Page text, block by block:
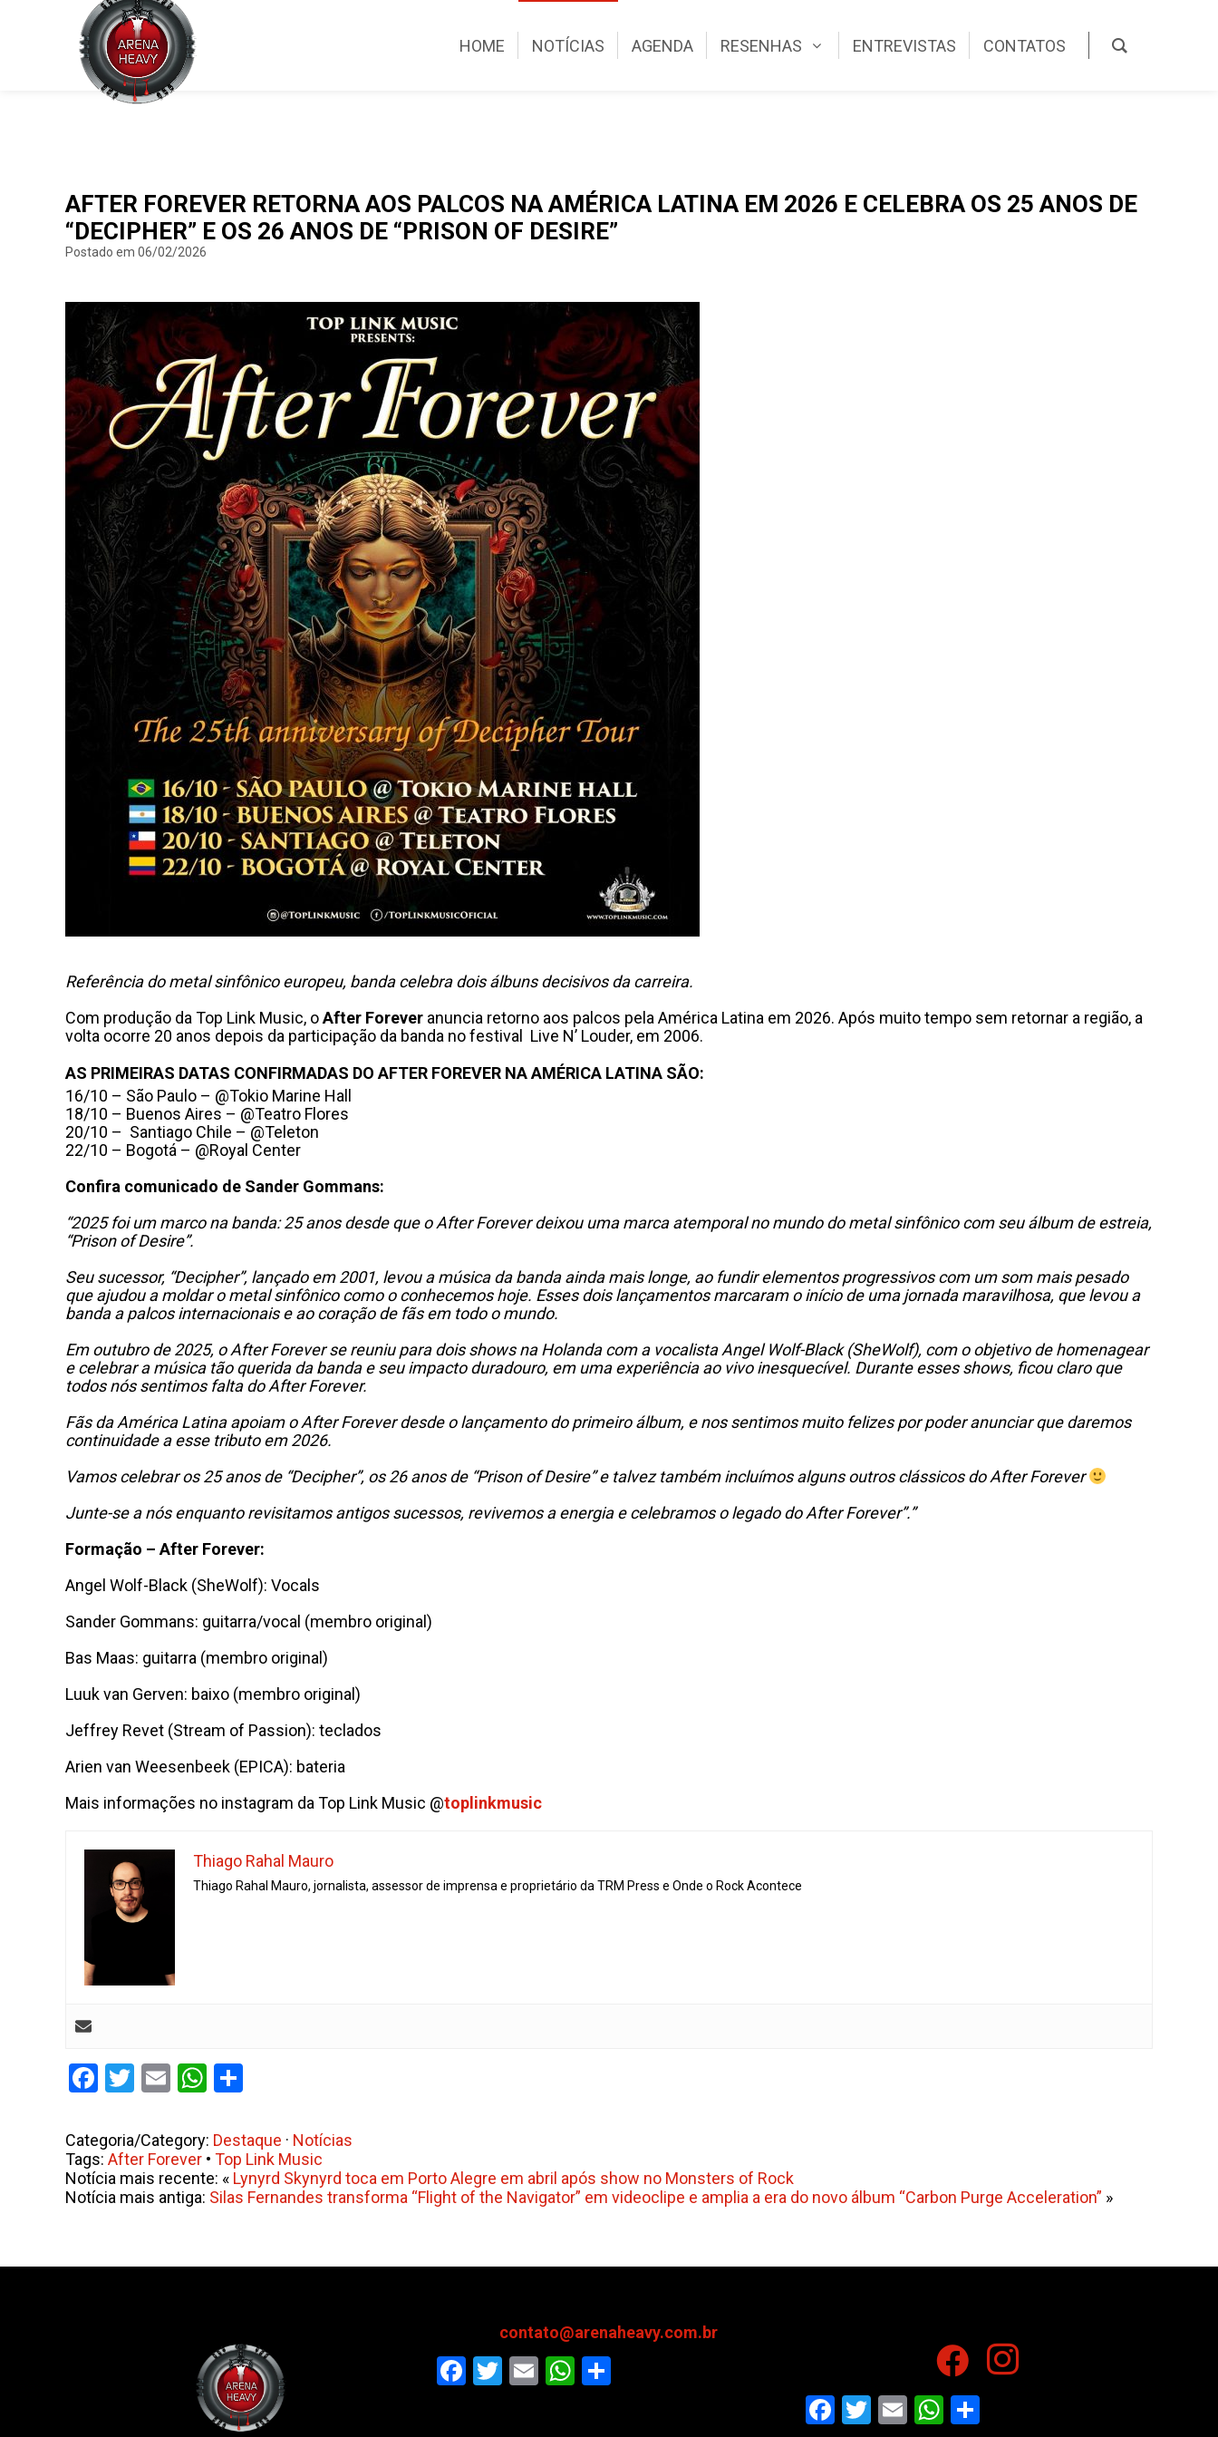
HOME NOTÍCIAS AGENDA RESENHAS ENTREVISTAS CONTATOS
AFTER FOREVER RETORNA AOS PALCOS NA AMÉRICA LATINA EM 2026 E CELEBRA OS 25 ANOS DE
“DECIPHER” E OS 26 ANOS DE “PRISON OF DESIRE”
Postado em 06/02/2026
Referência do metal sinfônico europeu, banda celebra dois álbuns decisivos da carreira.
Com produção da Top Link Music, oAfter Forever anuncia retorno aos palcos pela América Latina em 2026. Após muito tempo sem retornar a região, a
volta ocorre 20 anos depois da participação da banda no festival Live N’ Louder, em 2006.
AS PRIMEIRAS DATAS CONFIRMADAS DO AFTER FOREVER NA AMÉRICA LATINA SÃO:
16/10 – São Paulo – @Tokio Marine Hall
18/10 – Buenos Aires – @Teatro Flores
20/10 – Santiago Chile – @Teleton
22/10 – Bogotá – @Royal Center
Confira comunicado de Sander Gommans:
“2025 foi um marco na banda: 25 anos desde que o After Forever deixou uma marca atemporal no mundo do metal sinfônico com seu álbum de estreia,
“Prison of Desire”.
Seu sucessor, “Decipher”, lançado em 2001, levou a música da banda ainda mais longe, ao fundir elementos progressivos com um som mais pesado
que ajudou a moldar o metal sinfônico como o conhecemos hoje. Esses dois lançamentos marcaram o início de uma jornada maravilhosa, que levou a
banda a palcos internacionais e ao coração de fãs em todo o mundo.
Em outubro de 2025, o After Forever se reuniu para dois shows na Holanda com a vocalista Angel Wolf-Black (SheWolf), com o objetivo de homenagear
e celebrar a música tão querida da banda e seu impacto duradouro, em uma experiência ao vivo inesquecível. Durante esses shows, ficou claro que
todos nós sentimos falta do After Forever.
Fãs da América Latina apoiam o After Forever desde o lançamento do primeiro álbum, e nos sentimos muito felizes por poder anunciar que daremos
continuidade a esse tributo em 2026.
Vamos celebrar os 25 anos de “Decipher”, os 26 anos de “Prison of Desire” e talvez também incluímos alguns outros clássicos do After Forever
Junte-se a nós enquanto revisitamos antigos sucessos, revivemos a energia e celebramos o legado do After Forever”.”
Formação – After Forever:
Angel Wolf-Black (SheWolf): Vocals
Sander Gommans: guitarra/vocal (membro original)
Bas Maas: guitarra (membro original)
Luuk van Gerven: baixo (membro original)
Jeffrey Revet (Stream of Passion): teclados
Arien van Weesenbeek (EPICA): bateria
Mais informações no instagram da Top Link Music @toplinkmusic
Thiago Rahal Mauro
Thiago Rahal Mauro, jornalista, assessor de imprensa e proprietário da TRM Press e Onde o Rock Acontece
Facebook
Twitter
EmailWhatsApp
Categoria/Category: Destaque · Notícias
Tags: After Forever • Top Link Music
Notícia mais recente: « Lynyrd Skynyrd toca em Porto Alegre em abril após show no Monsters of Rock
Notícia mais antiga: Silas Fernandes transforma “Flight of the Navigator” em videoclipe e amplia a era do novo álbum “Carbon Purge Acceleration” »
contato@arenaheavy.com.br
Facebook
Twitter
EmailWhatsApp
Facebook
Twitter
EmailWhatsApp
Share